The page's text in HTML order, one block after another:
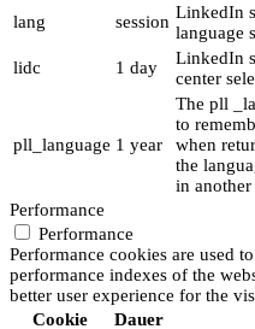
lang
session LinkedIn
language
lidc
1 day
LinkedIn
center
pll_language 1 year
The pll
to
when
the
in another
Performance
Performance
Performance cookies are used
performance indexes of the
better user experience for the
Cookie
Dauer